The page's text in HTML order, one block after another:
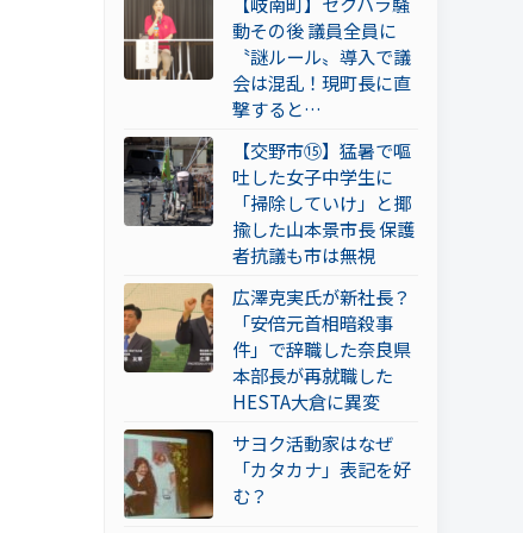
動その後 議員全員に
〝謎ルール〟導入で議
会は混乱！現町長に直
撃すると…
【交野市⑮】猛暑で嘔
吐した女子中学生に
「掃除していけ」と揶
揄した山本景市長 保護
者抗議も市は無視
広澤克実氏が新社長？
「安倍元首相暗殺事
件」で辞職した奈良県
本部長が再就職した
HESTA大倉に異変
サヨク活動家はなぜ
「カタカナ」表記を好
む？